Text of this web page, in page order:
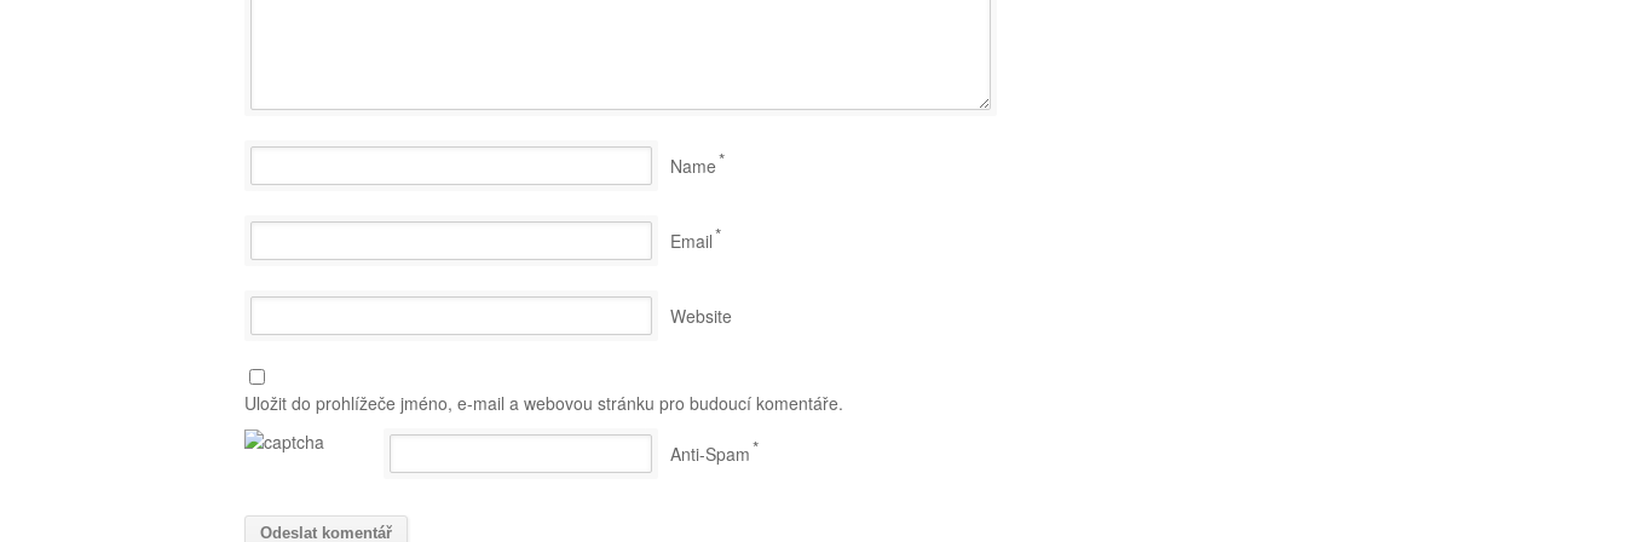
Name*
Email*
Website
Uložit do prohlížeče jméno, e-mail a webovou stránku pro budoucí komentáře.
Anti-Spam*